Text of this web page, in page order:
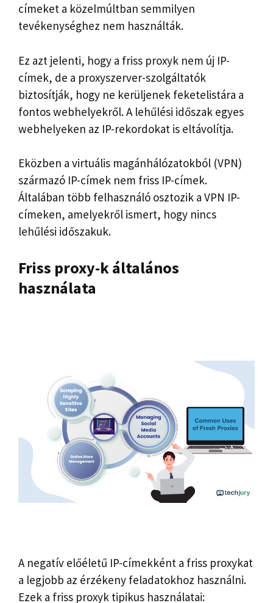
címeket a közelmúltban semmilyen
tevékenységhez nem használták.
Ez azt jelenti, hogy a friss proxyk nem új IP-
címek, de a proxyszerver-szolgáltatók
biztosítják, hogy ne kerüljenek feketelistára a
fontos webhelyekről. A lehűlési időszak egyes
webhelyeken az IP-rekordokat is eltávolítja.
Eközben a virtuális magánhálózatokból (VPN)
származó IP-címek nem friss IP-címek.
Általában több felhasználó osztozik a VPN IP-
címeken, amelyekről ismert, hogy nincs
lehűlési időszakuk.
Friss proxy-k általános
használata
A negatív előéletű IP-címekként a friss proxykat
a legjobb az érzékeny feladatokhoz használni.
Ezek a friss proxyk tipikus használatai: